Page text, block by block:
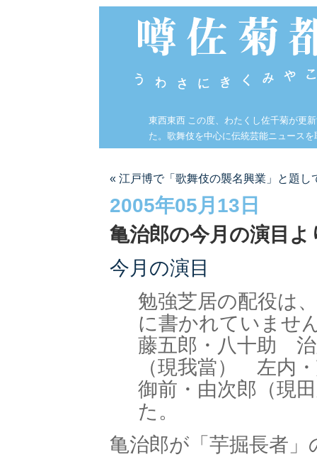
東西東西 この度、わたくし佐千菊が更
た。歌舞伎を中心に伝統芸能ニュース
« 江戸博で「歌舞伎の襲名興業」と題し
2005年05月13日
亀治郎の今月の演目よ
今月の演目
勉強芝居の配役は
に書かれていませ
藤五郎・八十助
（現我當） 左内
御前・由次郎（現
た。
亀治郎が「芋掘長者